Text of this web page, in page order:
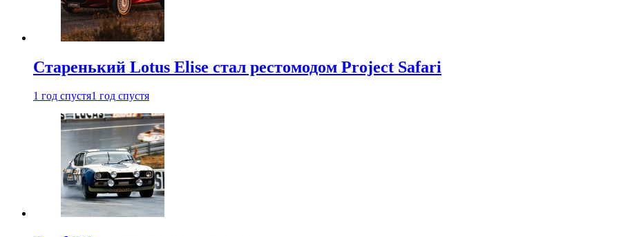
Старенький Lotus Elise стал рестомодом Project Safari
1 год спустя1 год спустя